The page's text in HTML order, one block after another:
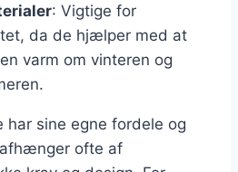
: Vigtige for
da de hjælper med at
varm om vinteren og
har sine egne fordele og
ofte af